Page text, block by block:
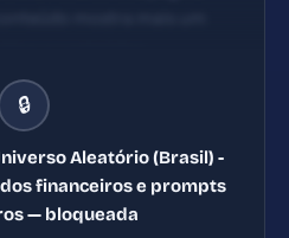
uma promessa clara de
(ex.: 'Crie roteiros de
exatamente o usuário
de forma imediata.
🔒
Aleatório (Brasil) -
financeiros e prompts
— bloqueada